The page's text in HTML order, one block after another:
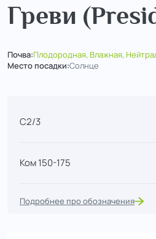
Греви
Почва:Плодородная, Влажная,
Место посадки:Солнце
С2/3
Ком 150-175
Подробнее про обозначения